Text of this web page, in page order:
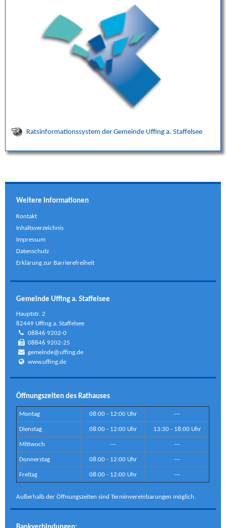
Ratsinformationssystem der Gemeinde Uffing a. Staffelsee
Weitere Informationen
Kontakt
Inhaltsverzeichnis
Impressum
Datenschutz
Erklärung zur Barrierefreiheit
Gemeinde Uffing a. Staffelsee
Hauptstr. 2
82449 Uffing a. Staffelsee
08846 9202-0
08846 9202-25
gemeinde@uffing.de
www.uffing.de
Öffnungszeiten des Rathauses
Montag 08:00 - 12:00 Uhr ---
Dienstag 08:00 - 12:00 Uhr 13:30 - 18:00 Uhr
Mittwoch --- ---
Donnerstag 08:00 - 12:00 Uhr ---
Freitag 08:00 - 12:00 Uhr ---
Außerhalb der Öffnungszeiten sind Terminvereinbarungen möglich.